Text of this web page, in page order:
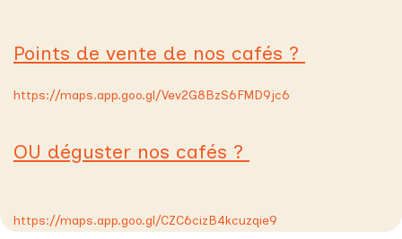
Points de vente de nos cafés ?
https://maps.app.goo.gl/Vev2G8BzS6FMD9jc6
OU déguster nos cafés ?
https://maps.app.goo.gl/CZC6cizB4kcuzqie9